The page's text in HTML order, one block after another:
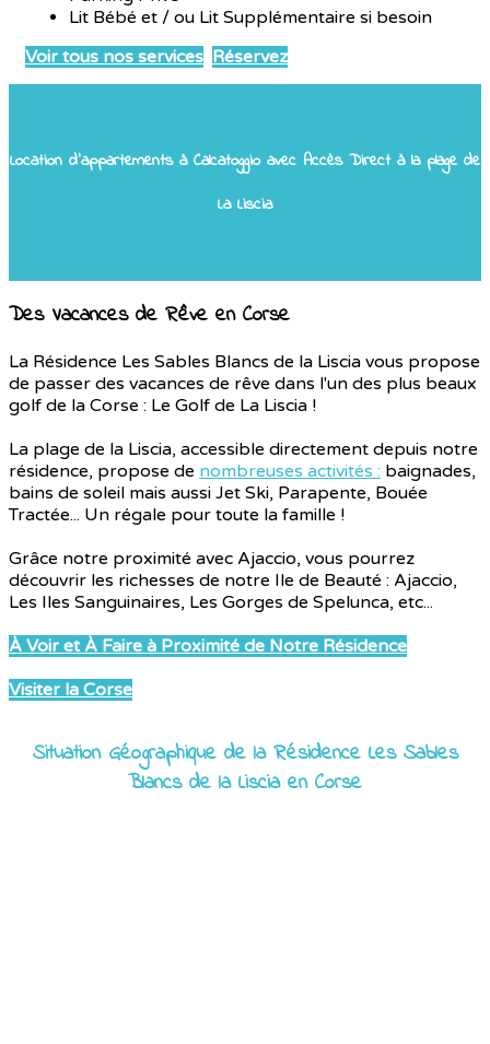
Lit Bébé et / ou Lit Supplémentaire si besoin
Voir tous nos services Réservez
Location d'appartements à Calcatoggio avec Accès Direct à la plage de
La Liscia
Des Vacances de Rêve en Corse
La Résidence Les Sables Blancs de la Liscia vous propose
de passer des vacances de rêve dans l'un des plus beaux
golf de la Corse : Le Golf de La Liscia !
La plage de la Liscia, accessible directement depuis notre
résidence, propose de nombreuses activités : baignades,
bains de soleil mais aussi Jet Ski, Parapente, Bouée
Tractée... Un régale pour toute la famille !
Grâce notre proximité avec Ajaccio, vous pourrez
découvrir les richesses de notre Ile de Beauté : Ajaccio,
Les Iles Sanguinaires, Les Gorges de Spelunca, etc...
À Voir et À Faire à Proximité de Notre Résidence
Visiter la Corse
Situation Géographique de la Résidence Les Sables
Blancs de la Liscia en Corse